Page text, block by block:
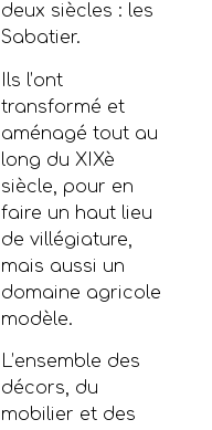
deux siècles : les
Sabatier.
Ils l’ont
transformé et
aménagé tout au
long du XIXè
siècle, pour en
faire un haut lieu
de villégiature,
mais aussi un
domaine agricole
modèle.
L’ensemble des
décors, du
mobilier et des